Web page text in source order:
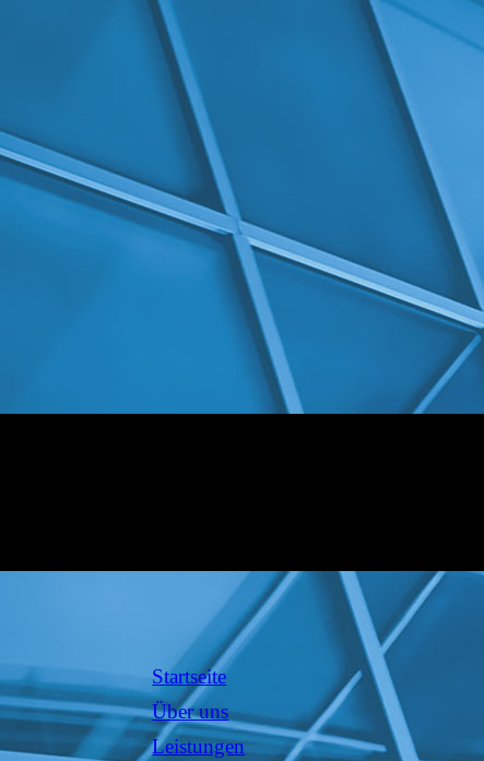
logo-oettinghaus-transp-600x600
Startseite
Über uns
Leistungen